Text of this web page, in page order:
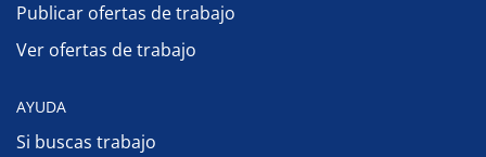
Publicar ofertas de trabajo
Ver ofertas de trabajo
AYUDA
Si buscas trabajo